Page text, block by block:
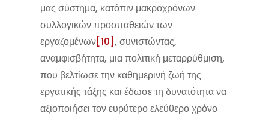
μας σύστημα, κατόπιν μακροχρόνων
συλλογικών προσπαθειών των
εργαζομένων[10], συνιστώντας,
αναμφισβήτητα, μια πολιτική μεταρρύθμιση,
που βελτίωσε την καθημερινή ζωή της
εργατικής τάξης και έδωσε τη δυνατότητα να
αξιοποιήσει τον ευρύτερο ελεύθερο χρόνο